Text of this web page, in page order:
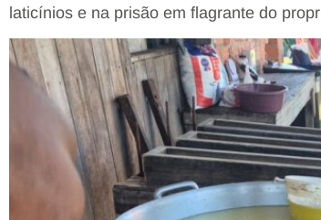
laticínios e na prisão em flagrante do